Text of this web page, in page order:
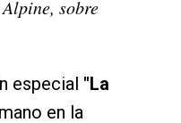
sobre
especial "La
en la